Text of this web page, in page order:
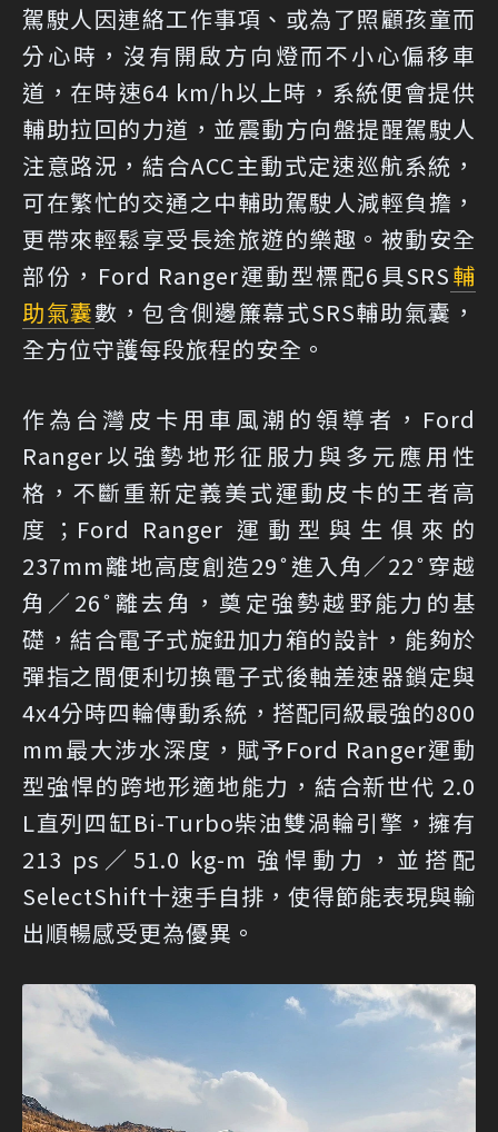
駕駛人因連絡工作事項、或為了照顧孩童而
分心時，沒有開啟方向燈而不小心偏移車
道，在時速64 km/h以上時，系統便會提供
輔助拉回的力道，並震動方向盤提醒駕駛人
注意路況，結合ACC主動式定速巡航系統，
可在繁忙的交通之中輔助駕駛人減輕負擔，
更帶來輕鬆享受長途旅遊的樂趣。被動安全
部份，Ford Ranger運動型標配6具SRS輔
助氣囊數，包含側邊簾幕式SRS輔助氣囊，
全方位守護每段旅程的安全。
作為台灣皮卡用車風潮的領導者，Ford
Ranger以強勢地形征服力與多元應用性
格，不斷重新定義美式運動皮卡的王者高
度；Ford Ranger 運動型與生俱來的
237mm離地高度創造29˚進入角／22˚穿越
角／26˚離去角，奠定強勢越野能力的基
礎，結合電子式旋鈕加力箱的設計，能夠於
彈指之間便利切換電子式後軸差速器鎖定與
4x4分時四輪傳動系統，搭配同級最強的800
mm最大涉水深度，賦予Ford Ranger運動
型強悍的跨地形適地能力，結合新世代 2.0
L直列四缸Bi-Turbo柴油雙渦輪引擎，擁有
213 ps／51.0 kg-m 強悍動力，並搭配
SelectShift十速手自排，使得節能表現與輸
出順暢感受更為優異。